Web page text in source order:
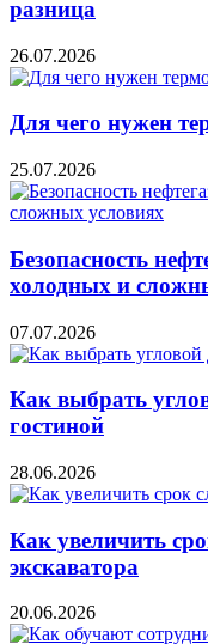
разница
26.07.2026
Для чего нужен
25.07.2026
Безопасность
холодных и
07.07.2026
Как выбрать
гостиной
28.06.2026
Как увеличить
экскаватора
20.06.2026